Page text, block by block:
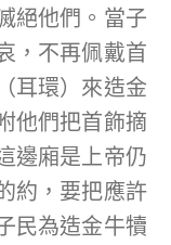
絕他們。當子
，不再佩戴首
耳環）來造金
他們把首飾摘
邊廂是上帝仍
約，要把應許
民為造金牛犢